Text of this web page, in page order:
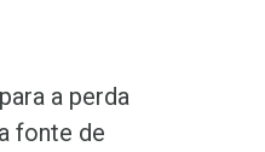
a perda
fonte de